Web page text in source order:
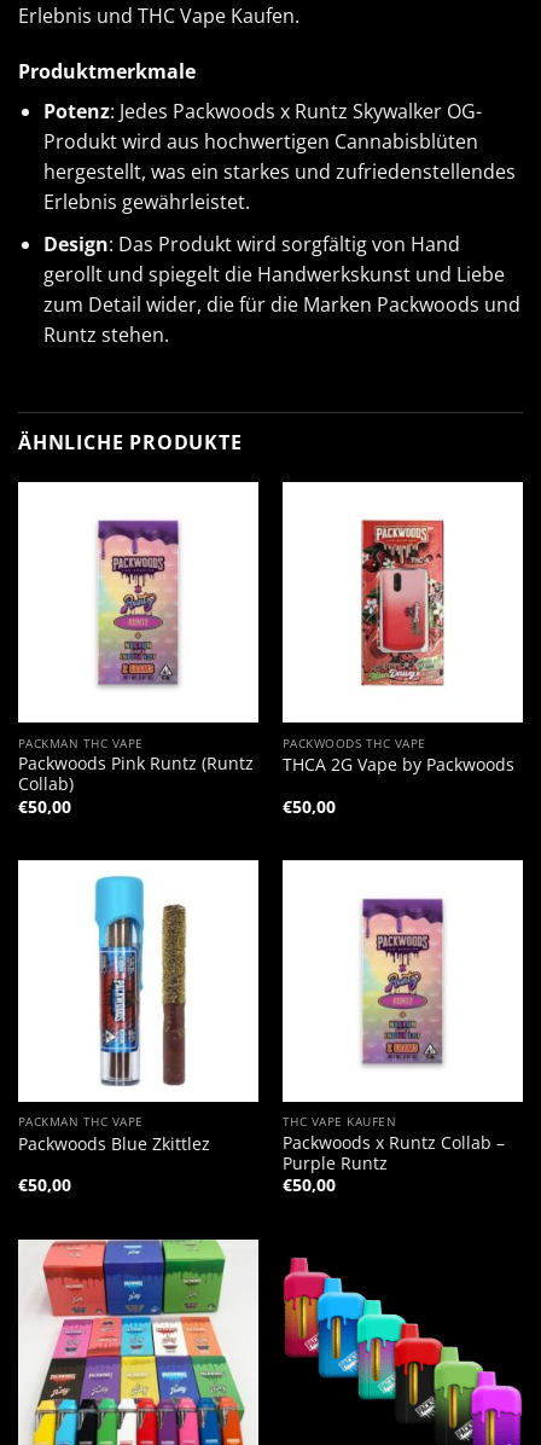
Erlebnis und THC Vape Kaufen.
Produktmerkmale
Potenz: Jedes Packwoods x Runtz Skywalker OG-
Produkt wird aus hochwertigen Cannabisblüten
hergestellt, was ein starkes und zufriedenstellendes
Erlebnis gewährleistet.
Design: Das Produkt wird sorgfältig von Hand
gerollt und spiegelt die Handwerkskunst und Liebe
zum Detail wider, die für die Marken Packwoods und
Runtz stehen.
ÄHNLICHE PRODUKTE
PACKMAN THC VAPE
Packwoods Pink Runtz (Runtz
Collab)
€50,00
PACKWOODS THC VAPE
THCA 2G Vape by Packwoods
€50,00
PACKMAN THC VAPE
Packwoods Blue Zkittlez
€50,00
THC VAPE KAUFEN
Packwoods x Runtz Collab –
Purple Runtz
€50,00